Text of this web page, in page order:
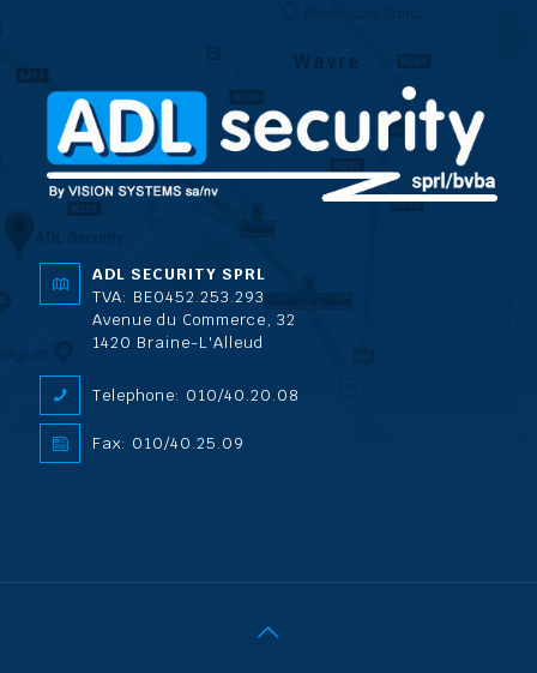
ADL SECURITY SPRL
TVA: BE0452.253.293
Avenue du Commerce, 32
1420 Braine-L'Alleud
Telephone: 010/40.20.08
Fax: 010/40.25.09